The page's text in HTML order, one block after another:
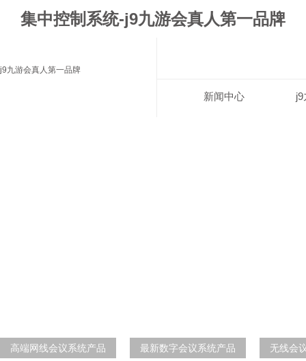
集中控制系统-j9九游会真人第一品牌
j9九游会真人第一品牌
新闻中心
高端网线会议系统产品 最新数字会议系统产品 无线会